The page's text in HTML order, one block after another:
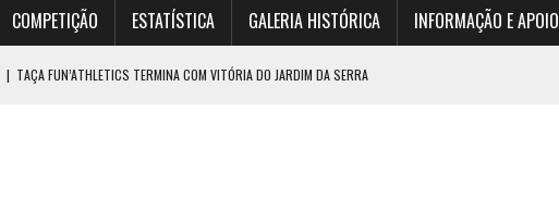
COMPETIÇÃO ESTATÍSTICA GALERIA HISTÓRICA INFORMAÇÃO E APOIO
| TAÇA FUN’ATHLETICS TERMINA COM VITÓRIA DO JARDIM DA SERRA